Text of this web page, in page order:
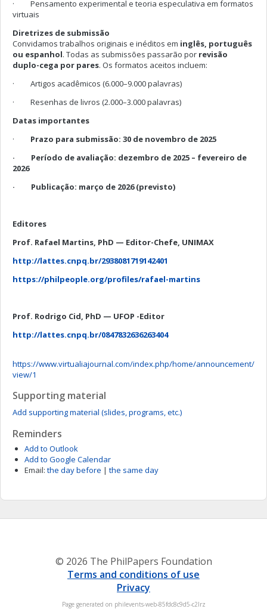
· Pensamento experimental e teoria especulativa em formatos
virtuais
Diretrizes de submissão
Convidamos trabalhos originais e inéditos em inglês, português
ou espanhol. Todas as submissões passarão por revisão
duplo-cega por pares. Os formatos aceitos incluem:
· Artigos acadêmicos (6.000–9.000 palavras)
· Resenhas de livros (2.000–3.000 palavras)
Datas importantes
·
Prazo para submissão: 30 de novembro de 2025
· Período de avaliação: dezembro de 2025 – fevereiro de
2026
· Publicação: março de 2026 (previsto)
Editores
Prof. Rafael Martins, PhD — Editor-Chefe, UNIMAX
http://lattes.cnpq.br/2938081719142401
https://philpeople.org/profiles/rafael-martins
Prof. Rodrigo Cid, PhD — UFOP -Editor
http://lattes.cnpq.br/0847832636263404
https://www.virtualiajournal.com/index.php/home/announcement/
view/1
Supporting material
Add supporting material (slides, programs, etc.)
Reminders
Add to Outlook
Add to Google Calendar
Email: the day before | the same day
© 2026 The PhilPapers Foundation
Terms and conditions of use
Privacy
Page generated on philevents-web-85fdc8c9d5-c2lrz